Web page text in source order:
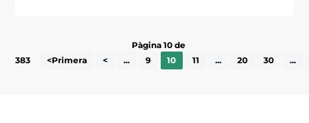
Pàgina 10 de
383
<Primera < ... 9 10 11 ... 20 30 ...